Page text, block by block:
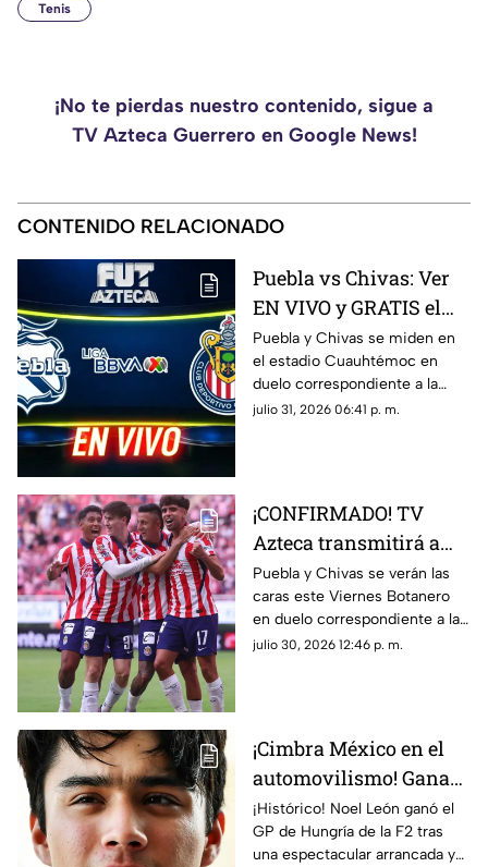
Tenis
¡No te pierdas nuestro contenido, sigue a
TV Azteca Guerrero en Google News!
CONTENIDO RELACIONADO
Puebla vs Chivas: Ver
EN VIVO y GRATIS el
encuentro de la
Jornada 3 de la Liga
MX
Puebla y Chivas se miden en
el estadio Cuauhtémoc en
duelo correspondiente a la
Jornada 3 del futbol mexicano.
julio 31, 2026 06:41 p. m.
¡CONFIRMADO! TV
Azteca transmitirá a
las Chivas en la
Jornada 3 de la Liga
MX
Puebla y Chivas se verán las
caras este Viernes Botanero
en duelo correspondiente a la
Jornada 3 de la Liga MX.
julio 30, 2026 12:46 p. m.
¡Cimbra México en el
automovilismo! Gana
Noel León el GP de
Hungría de la F2
¡Histórico! Noel León ganó el
GP de Hungría de la F2 tras
una espectacular arrancada y